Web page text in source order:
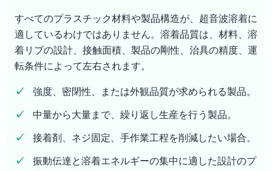
すべてのプラスチック材料や製品構造が、超音波溶着に
適しているわけではありません。溶着品質は、材料、溶
着リブの設計、接触面積、製品の剛性、治具の精度、運
転条件によって左右されます。
強度、密閉性、または外観品質が求められる製品。
中量から大量まで、繰り返し生産を行う製品。
接着剤、ネジ固定、手作業工程を削減したい場合。
振動伝達と溶着エネルギーの集中に適した設計のプ